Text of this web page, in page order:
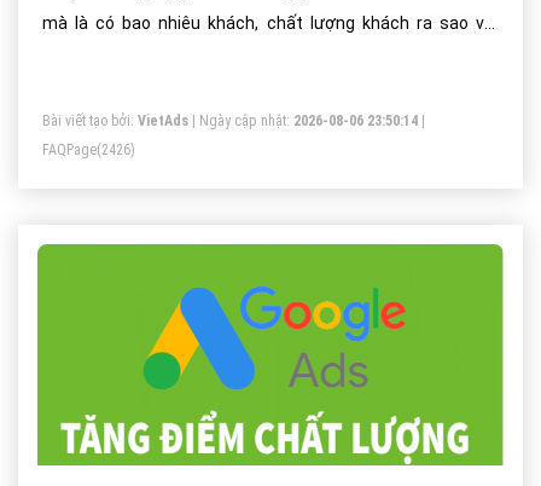
mà là có bao nhiêu khách, chất lượng khách ra sao với
Bài viết tạo bởi: VietAds | Ngày cập nhật: 2026-08-06 23:50:14
FAQPage(2426)